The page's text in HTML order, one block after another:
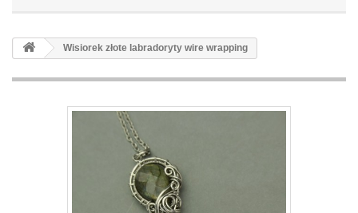
Wisiorek złote labradoryty wire wrapping